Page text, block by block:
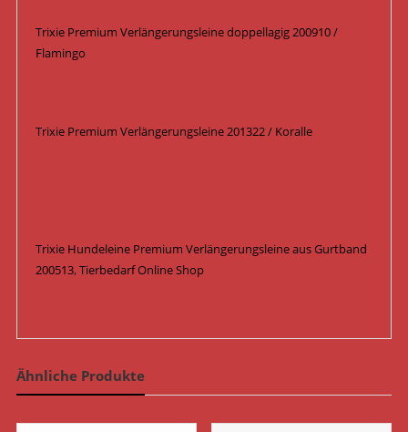
Trixie Premium Verlängerungsleine doppellagig 200910 /
Flamingo
Trixie Premium Verlängerungsleine 201322 / Koralle
Trixie Hundeleine Premium Verlängerungsleine aus Gurtband
200513, Tierbedarf Online Shop
Ähnliche Produkte